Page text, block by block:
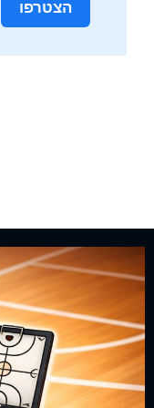
הצטרפו